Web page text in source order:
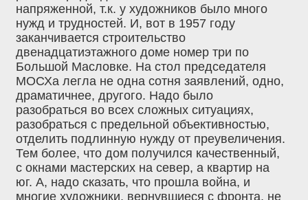
напряженной, т.к. у художников было много
нужд и трудностей. И, вот в 1957 году
заканчивается строительство
двенадцатиэтажного доме номер три по
Большой Масловке. На стол председателя
МОСХа легла не одна сотня заявлений, одно,
драматичнее, другого. Надо было
разобраться во всех сложных ситуациях,
разобраться с предельной объективностью,
отделить подлинную нужду от преувеличения.
Тем более, что дом получился качественный,
с окнами мастерских на север, а квартир на
юг. А, надо сказать, что прошла война, и
многие художники, вернувшиеся с фронта, не